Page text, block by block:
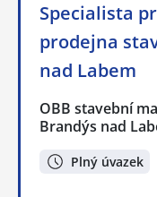
Specialista
prodejna
nad Labem
OBB stavební
Brandýs nad
Plný úvazek